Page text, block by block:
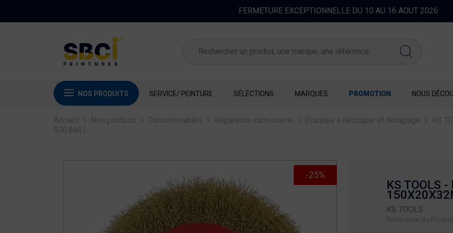
FERMETURE EXCEPTIONNELLE DU 10 AU 16 AOUT 2026
NOS PRODUITS SERVICE/ PEINTURE SÉLÉCTIONS MARQUES PROMOTION NOUS
Accueil Nos produits Consommables Réparation carrosserie Disques à découper et décapage
KS
500.8461
-25%
KS TOOLS -
KS TOOLS